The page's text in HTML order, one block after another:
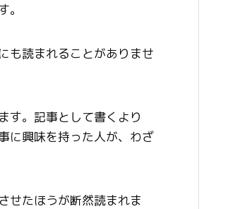
も読まれることがありませ
す。記事として書くより
に興味を持った人が、わざ
せたほうが断然読まれま